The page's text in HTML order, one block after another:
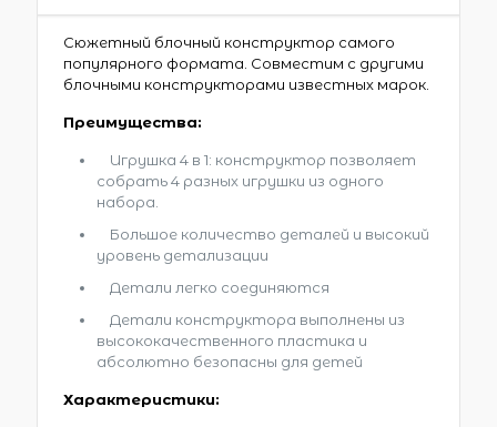
Сюжетный блочный конструктор самого
популярного формата. Совместим с другими
блочными конструкторами известных марок.
Преимущества:
Игрушка 4 в 1: конструктор позволяет
собрать 4 разных игрушки из одного
набора.
Большое количество деталей и высокий
уровень детализации
Детали легко соединяются
Детали конструктора выполнены из
высококачественного пластика и
абсолютно безопасны для детей
Характеристики: